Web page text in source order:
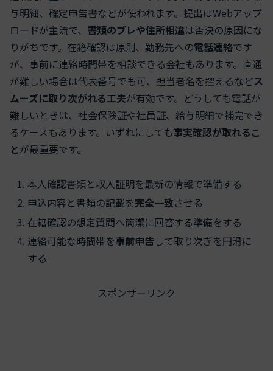
与明細、確定申告書などが使われます。提出はWebアップ
ロードが主流で、 書類のブレや住所相違は否決の原因にな
りがちです。在籍確認は原則、勤務先への電話連絡です
が、事前に連絡時間帯を相談できる会社もあります。直通
が難しい場合は代表番号でも可、担当者名を控えるなどス
ムーズに取り次がれる工夫が有効です。どうしても電話が
難しいときは、社会保険証や社員証、給与明細で補完でき
るケースもあります。いずれにしても事実確認が取れるこ
とが最重要です。
本人確認書類と収入証明を最新の情報で準備する
申込内容と書類の記載を完全一致させる
在籍確認の想定質問へ簡潔に回答する準備をする
連絡可能な時間帯を事前申告して取り次ぎを円滑に
する
スポンサーリンク